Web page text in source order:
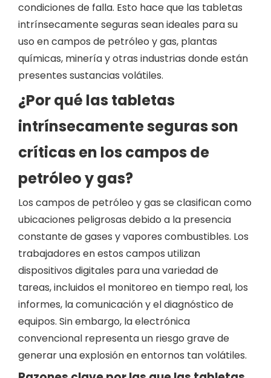
condiciones de falla. Esto hace que las tabletas
intrínsecamente seguras sean ideales para su
uso en campos de petróleo y gas, plantas
químicas, minería y otras industrias donde están
presentes sustancias volátiles.
¿Por qué las tabletas
intrínsecamente seguras son
críticas en los campos de
petróleo y gas?
Los campos de petróleo y gas se clasifican como
ubicaciones peligrosas debido a la presencia
constante de gases y vapores combustibles. Los
trabajadores en estos campos utilizan
dispositivos digitales para una variedad de
tareas, incluidos el monitoreo en tiempo real, los
informes, la comunicación y el diagnóstico de
equipos. Sin embargo, la electrónica
convencional representa un riesgo grave de
generar una explosión en entornos tan volátiles.